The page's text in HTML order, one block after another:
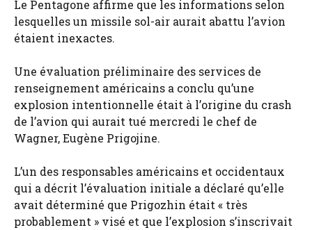
Le Pentagone affirme que les informations selon
lesquelles un missile sol-air aurait abattu l’avion
étaient inexactes.
Une évaluation préliminaire des services de
renseignement américains a conclu qu’une
explosion intentionnelle était à l’origine du crash
de l’avion qui aurait tué mercredi le chef de
Wagner, Eugène Prigojine.
L’un des responsables américains et occidentaux
qui a décrit l’évaluation initiale a déclaré qu’elle
avait déterminé que Prigozhin était « très
probablement » visé et que l’explosion s’inscrivait